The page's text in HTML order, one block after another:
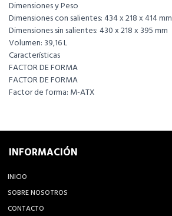
Dimensiones y Peso
Dimensiones con salientes: 434 x 218 x 414 mm
Dimensiones sin salientes: 430 x 218 x 395 mm
Volumen: 39,16 L
Características
FACTOR DE FORMA
FACTOR DE FORMA
Factor de forma: M-ATX
INFORMACIÓN
INICIO
SOBRE NOSOTROS
CONTACTO